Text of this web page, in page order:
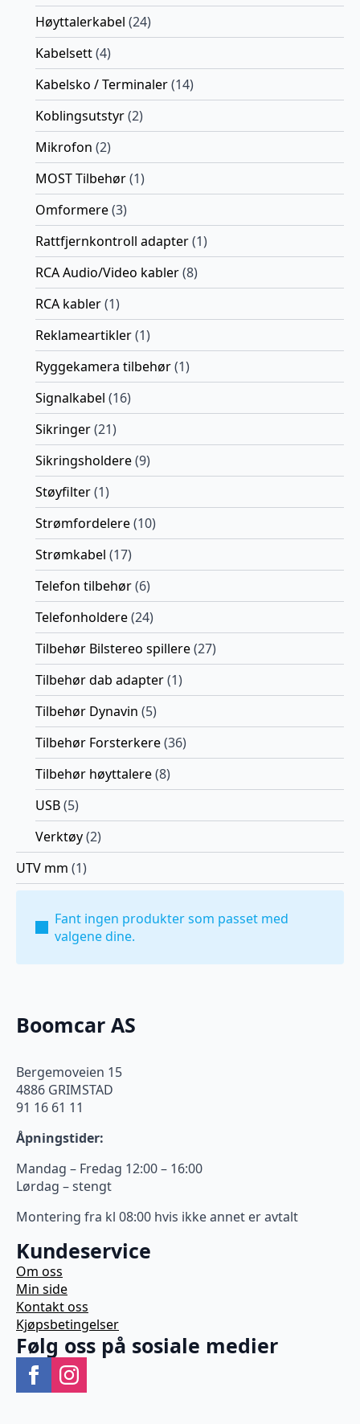
Høyttalerkabel (24)
Kabelsett(4)
Kabelsko / Terminaler(14)
Koblingsutstyr(2)
Mikrofon (2)
MOST Tilbehør(1)
Omformere(3)
Rattfjernkontroll adapter(1)
RCA Audio/Video kabler(8)
RCA kabler(1)
Reklameartikler(1)
Ryggekamera tilbehør(1)
Signalkabel (16)
Sikringer(21)
Sikringsholdere(9)
Støyfilter(1)
Strømfordelere(10)
Strømkabel (17)
Telefon tilbehør(6)
Telefonholdere(24)
Tilbehør Bilstereo spillere(27)
Tilbehør dab adapter(1)
Tilbehør Dynavin (5)
Tilbehør Forsterkere(36)
Tilbehør høyttalere(8)
USB(5)
Verktøy(2)
UTV mm (1)
Fant ingen produkter som passet med
valgene dine.
Boomcar AS
Bergemoveien 15
4886 GRIMSTAD
91 16 61 11
Åpningstider:
Mandag – Fredag 12:00 – 16:00
Lørdag – stengt
Montering fra kl 08:00 hvis ikke annet er avtalt
Kundeservice
Om oss
Min side
Kontakt oss
Kjøpsbetingelser
Følg oss på sosiale medier